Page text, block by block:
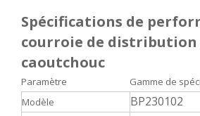
Spécifications de
courroie de distribution
caoutchouc
Paramètre
Gamme de
Modèle
BP230102